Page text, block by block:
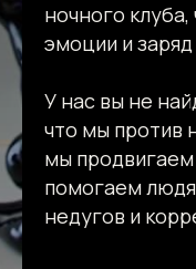
ночного
эмоции и
У нас вы не
что мы против
мы
помогаем
недугов и